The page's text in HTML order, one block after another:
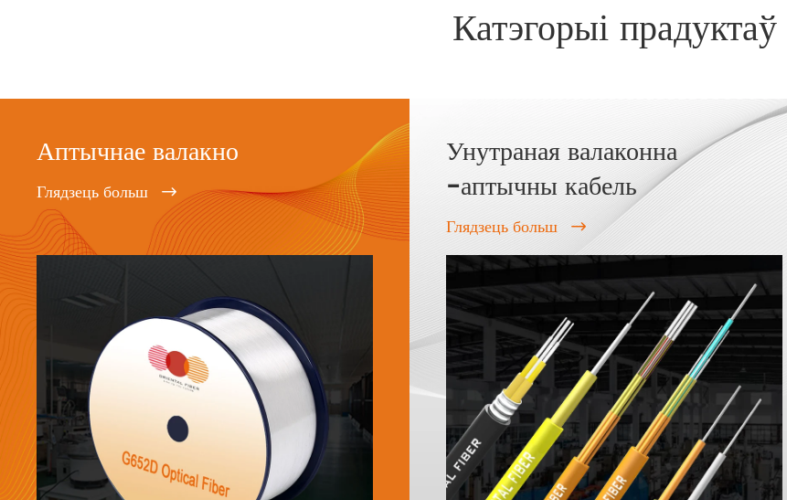
Катэгорыі прадуктаў
Аптычнае валакно
Глядзець больш 
Унутраная валаконна
-аптычны кабель
Глядзець больш 